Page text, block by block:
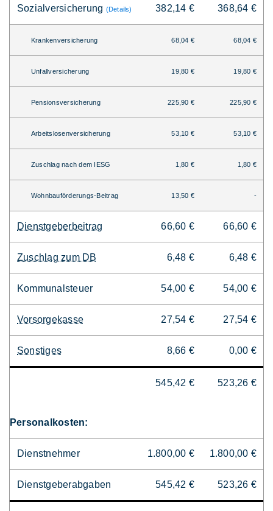
Sozialversicherung (Details) 382,14 € 368,64 €
Krankenversicherung 68,04 € 68,04 €
Unfallversicherung 19,80 € 19,80 €
Pensionsversicherung 225,90 € 225,90 €
Arbeitslosenversicherung 53,10 € 53,10 €
Zuschlag nach dem IESG 1,80 € 1,80 €
Wohnbauförderungs-Beitrag 13,50 € -
Dienstgeberbeitrag 66,60 € 66,60 €
Zuschlag zum DB 6,48 € 6,48 €
Kommunalsteuer 54,00 € 54,00 €
Vorsorgekasse 27,54 € 27,54 €
Sonstiges 8,66 € 0,00 €
545,42 € 523,26 €
Personalkosten:
Dienstnehmer 1.800,00 € 1.800,00 €
Dienstgeberabgaben 545,42 € 523,26 €